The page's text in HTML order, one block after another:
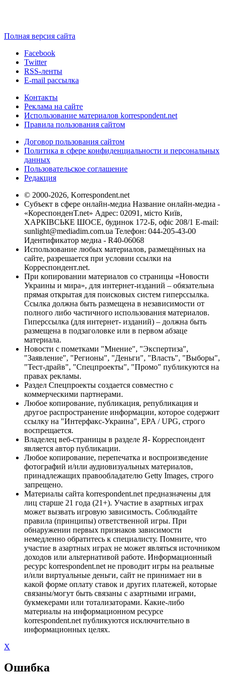
Полная версия сайта
Facebook
Twitter
RSS-ленты
E-mail рассылка
Контакты
Реклама на сайте
Использование материалов korrespondent.net
Правила пользования сайтом
Договор пользования сайтом
Политика в сфере конфиденциальности и персональных
данных
Пользовательское соглашение
Редакция
© 2000-2026, Korrespondent.net
Субъект в сфере онлайн-медиа Название онлайн-медиа -
«КореспонденТ.net» Адрес: 02091, місто Київ,
ХАРКІВСЬКЕ ШОСЕ, будинок 172-Б, офіс 208/1 E-mail:
sunlight@mediadim.com.ua Телефон: 044-205-43-00
Идентификатор медиа - R40-06068
Использование любых материалов, размещённых на
сайте, разрешается при условии ссылки на
Корреспондент.net.
При копировании материалов со страницы «Новости
Украины и мира», для интернет-изданий – обязательна
прямая открытая для поисковых систем гиперссылка.
Ссылка должна быть размещена в независимости от
полного либо частичного использования материалов.
Гиперссылка (для интернет- изданий) – должна быть
размещена в подзаголовке или в первом абзаце
материала.
Новости с пометками "Мнение", "Экспертиза",
"Заявление", "Регионы", "Деньги", "Власть", "Выборы",
"Тест-драйв", "Спецпроекты", "Промо" публикуются на
правах рекламы.
Раздел Спецпроекты создается совместно с
коммерческими партнерами.
Любое копирование, публикация, републикация и
другое распространение информации, которое содержит
ссылку на "Интерфакс-Украина", EPA / UPG, строго
воспрещается.
Владелец веб-страницы в разделе Я- Корреспондент
является автор публикации.
Любое копирование, перепечатка и воспроизведение
фотографий и/или аудиовизуальных материалов,
принадлежащих правообладателю Getty Images, строго
запрещено.
Материалы сайта korrespondent.net предназначены для
лиц старше 21 года (21+). Участие в азартных играх
может вызвать игровую зависимость. Соблюдайте
правила (принципы) ответственной игры. При
обнаружении первых признаков зависимости
немедленно обратитесь к специалисту. Помните, что
участие в азартных играх не может являться источником
доходов или альтернативой работе. Информационный
ресурс korrespondent.net не проводит игры на реальные
и/или виртуальные деньги, сайт не принимает ни в
какой форме оплату ставок и других платежей, которые
связаны/могут быть связаны с азартными играми,
букмекерами или тотализаторами. Какие-либо
материалы на информационном ресурсе
korrespondent.net публикуются исключительно в
информационных целях.
X
Ошибка